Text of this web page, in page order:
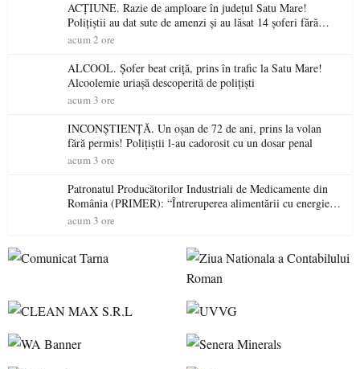
ACȚIUNE. Razie de amploare în județul Satu Mare!
Polițiștii au dat sute de amenzi și au lăsat 14 șoferi fără
permis într-o singură zi
acum 2 ore
ALCOOL. Șofer beat criță, prins în trafic la Satu Mare!
Alcoolemie uriașă descoperită de polițiști
acum 3 ore
INCONȘTIENȚĂ. Un oșan de 72 de ani, prins la volan
fără permis! Polițiștii l-au cadorosit cu un dosar penal
acum 3 ore
Patronatul Producătorilor Industriali de Medicamente din
România (PRIMER): “Întreruperea alimentării cu energie
electrică a fabricilor de medicamente va pune în pericol
acum 3 ore